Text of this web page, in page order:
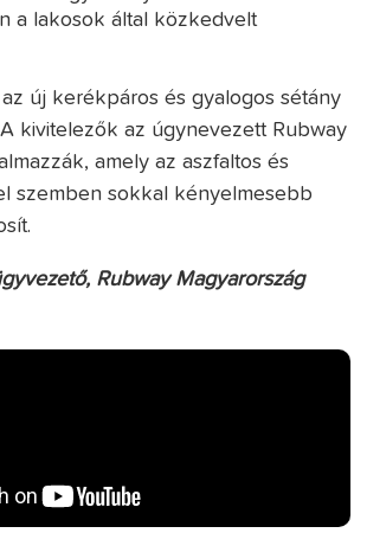
a lakosok által közkedvelt
új kerékpáros és gyalogos sétány
kivitelezők az úgynevezett Rubway
amely az aszfaltos és
szemben sokkal kényelmesebb
Rubway Magyarország